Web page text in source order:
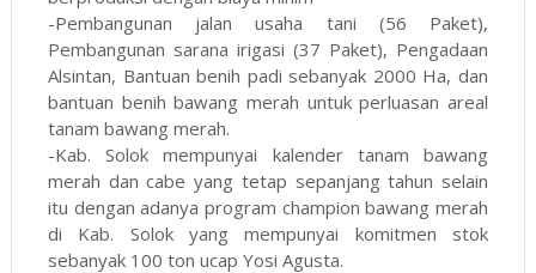
-Pembangunan jalan usaha tani (56 Paket),
Pembangunan sarana irigasi (37 Paket), Pengadaan
Alsintan, Bantuan benih padi sebanyak 2000 Ha, dan
bantuan benih bawang merah untuk perluasan areal
tanam bawang merah.
-Kab. Solok mempunyai kalender tanam bawang
merah dan cabe yang tetap sepanjang tahun selain
itu dengan adanya program champion bawang merah
di Kab. Solok yang mempunyai komitmen stok
sebanyak 100 ton ucap Yosi Agusta.